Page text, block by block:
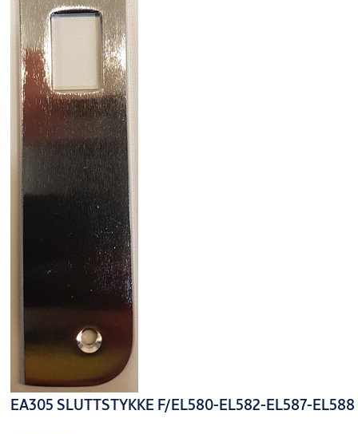
EA305 SLUTTSTYKKE F/EL580-EL582-EL587-EL588